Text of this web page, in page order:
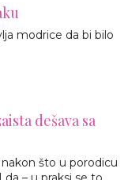
modrice da bi bilo
dešava sa
što u porodicu